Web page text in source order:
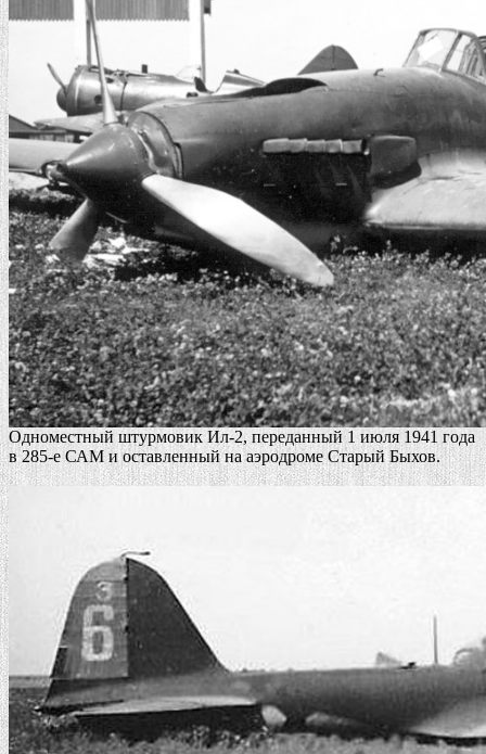
Одноместный штурмовик Ил-2, переданный 1 июля 1941 года
в 285-е САМ и оставленный на аэродроме Старый Быхов.